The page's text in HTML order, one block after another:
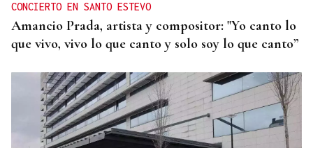
CONCIERTO EN SANTO ESTEVO
Amancio Prada, artista y compositor: "Yo canto lo
que vivo, vivo lo que canto y solo soy lo que canto”